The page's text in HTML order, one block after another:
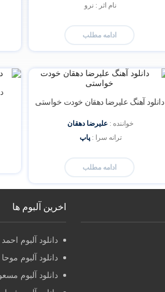
نام اثر : نرو
ادامه مطلب
دانلود آهنگ علیرضا دهقان خودت خواستی
خواننده : علیرضا دهقان
ترانه سرا : پاپ
ادامه مطلب
اخرین آلبوم ها
دانلود آلبوم
دانلود آلبوم
دانلود آلبوم